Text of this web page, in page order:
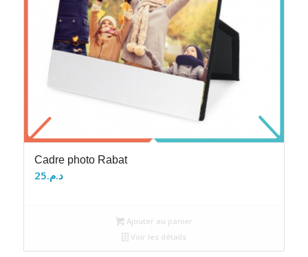
Cadre photo Rabat
د.م.25
Ajouter au panier
Voir les détails